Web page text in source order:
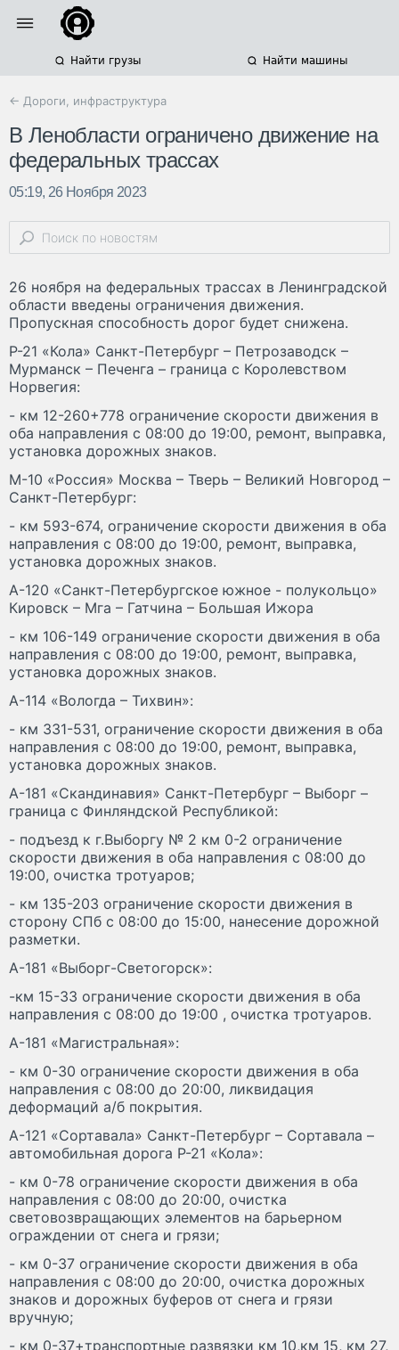
Найти грузы Найти машины
← Дороги, инфраструктура
В Ленобласти ограничено движение на
федеральных трассах
05:19, 26 Ноября 2023
26 ноября на федеральных трассах в Ленинградской
области введены ограничения движения.
Пропускная способность дорог будет снижена.
Р-21 «Кола» Санкт-Петербург – Петрозаводск –
Мурманск – Печенга – граница с Королевством
Норвегия:
- км 12-260+778 ограничение скорости движения в
оба направления с 08:00 до 19:00, ремонт, выправка,
установка дорожных знаков.
М-10 «Россия» Москва – Тверь – Великий Новгород –
Санкт-Петербург:
- км 593-674, ограничение скорости движения в оба
направления с 08:00 до 19:00, ремонт, выправка,
установка дорожных знаков.
А-120 «Санкт-Петербургское южное - полукольцо»
Кировск – Мга – Гатчина – Большая Ижора
- км 106-149 ограничение скорости движения в оба
направления с 08:00 до 19:00, ремонт, выправка,
установка дорожных знаков.
А-114 «Вологда – Тихвин»:
- км 331-531, ограничение скорости движения в оба
направления с 08:00 до 19:00, ремонт, выправка,
установка дорожных знаков.
А-181 «Скандинавия» Санкт-Петербург – Выборг –
граница с Финляндской Республикой:
- подъезд к г.Выборгу № 2 км 0-2 ограничение
скорости движения в оба направления с 08:00 до
19:00, очистка тротуаров;
- км 135-203 ограничение скорости движения в
сторону СПб с 08:00 до 15:00, нанесение дорожной
разметки.
А-181 «Выборг-Светогорск»:
-км 15-33 ограничение скорости движения в оба
направления с 08:00 до 19:00 , очистка тротуаров.
А-181 «Магистральная»:
- км 0-30 ограничение скорости движения в оба
направления с 08:00 до 20:00, ликвидация
деформаций а/б покрытия.
А-121 «Сортавала» Санкт-Петербург – Сортавала –
автомобильная дорога Р-21 «Кола»:
- км 0-78 ограничение скорости движения в оба
направления с 08:00 до 20:00, очистка
световозвращающих элементов на барьерном
ограждении от снега и грязи;
- км 0-37 ограничение скорости движения в оба
направления с 08:00 до 20:00, очистка дорожных
знаков и дорожных буферов от снега и грязи
вручную;
- км 0-37+транспортные развязки км 10,км 15, км 27,